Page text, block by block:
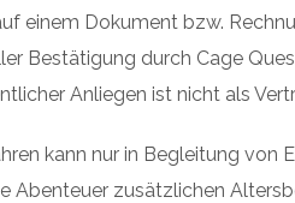
einem Dokument bzw.
Bestätigung durch Cage
Anliegen ist nicht als
kann nur in Begleitung
Abenteuer zusätzlichen